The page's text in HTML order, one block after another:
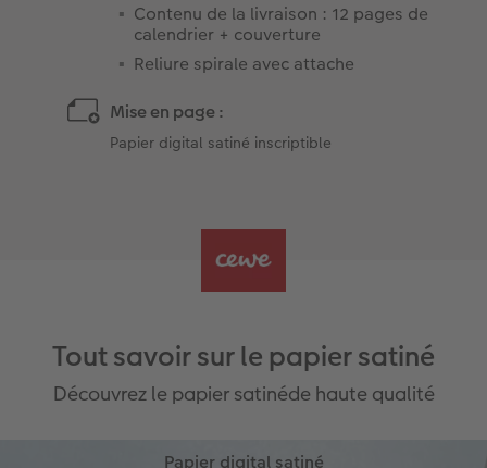
Contenu de la livraison : 12 pages de
calendrier + couverture
Reliure spirale avec attache
Mise en page :
Papier digital satiné inscriptible
Tout savoir sur le papier satiné
Découvrez le papier satinéde haute qualité